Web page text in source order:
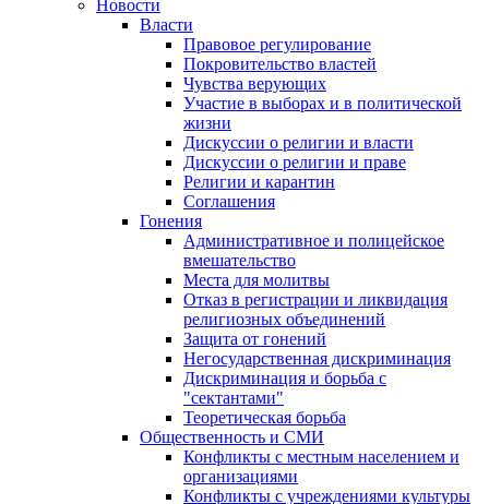
Новости
Власти
Правовое регулирование
Покровительство властей
Чувства верующих
Участие в выборах и в политической
жизни
Дискуссии о религии и власти
Дискуссии о религии и праве
Религии и карантин
Соглашения
Гонения
Административное и полицейское
вмешательство
Места для молитвы
Отказ в регистрации и ликвидация
религиозных объединений
Защита от гонений
Негосударственная дискриминация
Дискриминация и борьба с
"сектантами"
Теоретическая борьба
Общественность и СМИ
Конфликты с местным населением и
организациями
Конфликты с учреждениями культуры